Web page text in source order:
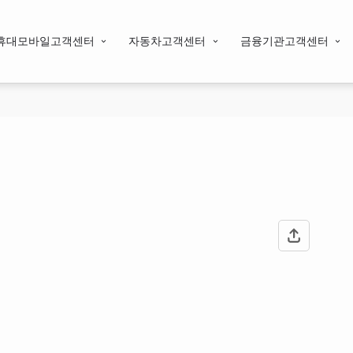
대모바일고객센터 자동차고객센터 금융기관고객센터